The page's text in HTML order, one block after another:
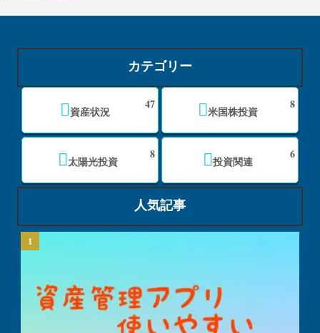
カテゴリー
資産状況
47
米国株投資
8
太陽光投資
8
投資関連
6
人気記事